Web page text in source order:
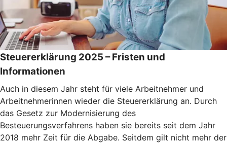
Steuererklärung 2025 – Fristen und
Informationen
Auch in diesem Jahr steht für viele Arbeitnehmer und
Arbeitnehmerinnen wieder die Steuererklärung an. Durch
das Gesetz zur Modernisierung des
Besteuerungsverfahrens haben sie bereits seit dem Jahr
2018 mehr Zeit für die Abgabe. Seitdem gilt nicht mehr der